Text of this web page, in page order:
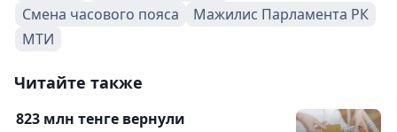
Смена часового пояса
Мажилис Парламента РК
МТИ
Читайте также
823 млн тенге вернули